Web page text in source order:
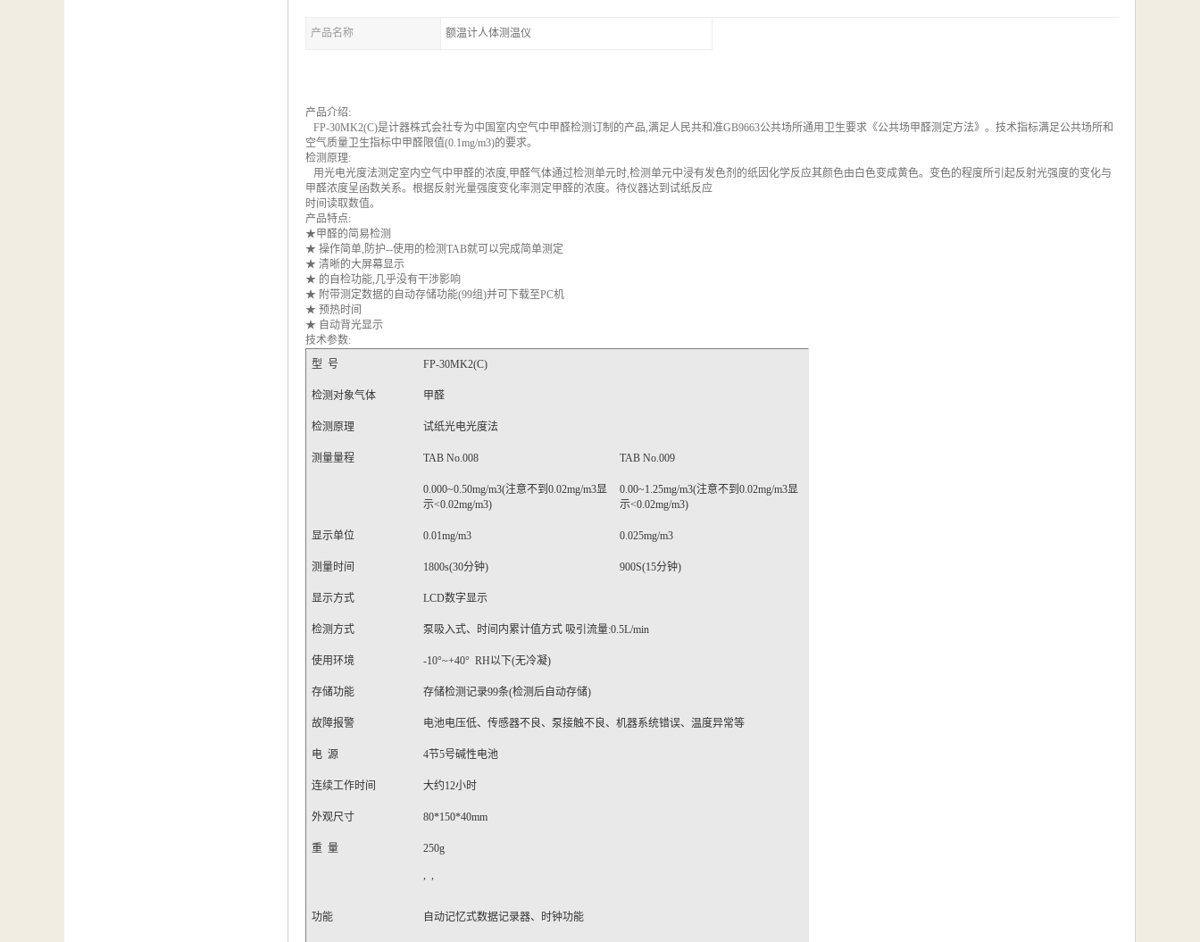
产品名称 额温计人体测温仪
产品介绍:
FP-30MK2(C)是计器株式会社专为中国室内空气中甲醛检测订制的产品,满足人民共和准GB9663公共场所通用卫生要求《公共场甲醛测定方法》。技术指标满足公共场所和
空气质量卫生指标中甲醛限值(0.1mg/m3)的要求。
检测原理:
用光电光度法测定室内空气中甲醛的浓度,甲醛气体通过检测单元时,检测单元中浸有发色剂的纸因化学反应其颜色由白色变成黄色。变色的程度所引起反射光强度的变化与
甲醛浓度呈函数关系。根据反射光量强度变化率测定甲醛的浓度。待仪器达到试纸反应
时间读取数值。
产品特点:
★甲醛的简易检测
★ 操作简单,防护--使用的检测TAB就可以完成简单测定
★ 清晰的大屏幕显示
★ 的自检功能,几乎没有干涉影响
★ 附带测定数据的自动存储功能(99组)并可下载至PC机
★ 预热时间
★ 自动背光显示
技术参数:
型 号
FP-30MK2(C)
检测对象气体 甲醛
检测原理 试纸光电光度法
测量量程 TAB No.008 TAB No.009
0.000~0.50mg/m3(注意不到 0.02mg/m3显
示<0.02mg/m3)
0.00~1.25mg/m3(注意不到 0.02mg/m3显
示<0.02mg/m3)
显示单位 0.01mg/m3 0.025mg/m3
测量时间 1800s(30分钟) 900S(15分钟)
显示方式 LCD数字显示
检测方式 泵吸入式、时间内累计值方式 吸引流量:0.5L/min
使用环境 -10°~+40° RH以下(无冷凝)
存储功能 存储检测记录99条(检测后自动存储)
故障报警 电池电压低、传感器不良、泵接触不良、机器系统错误、温度异常等
电 源 4节5号碱性电池
连续工作时间 大约12小时
外观尺寸 80*150*40mm
重 量 250g
, ,
功能 自动记忆式数据记录器、时钟功能